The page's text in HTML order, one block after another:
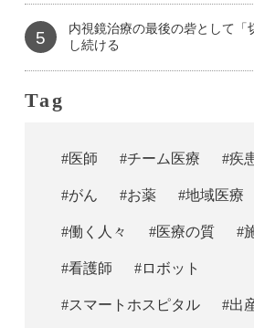
5
内視鏡治療の最後の砦として「
し続ける
Tag
#医師 #チーム医療 #疾
#がん #お薬 #地域医療
#働く人々 #医療の質 #
#看護師 #ロボット
#スマートホスピタル #出